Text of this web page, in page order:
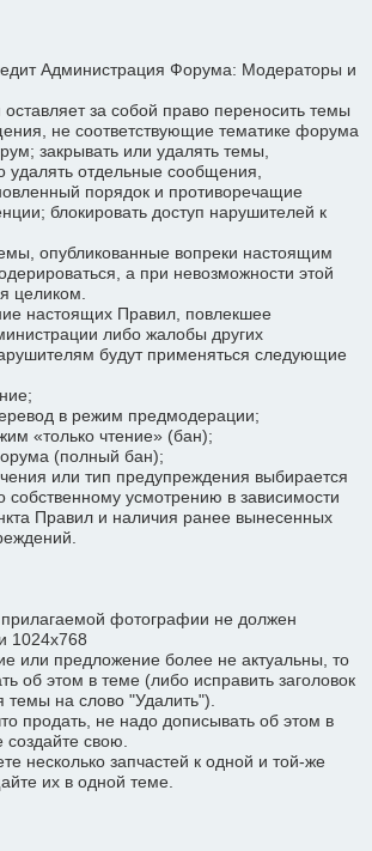
Администрация Форума: Модераторы и
за собой право переносить темы
не соответствующие тематике форума
закрывать или удалять темы,
удалять отдельные сообщения,
порядок и противоречащие
блокировать доступ нарушителей к
опубликованные вопреки настоящим
а при невозможности этой
целиком.
настоящих Правил, повлекшее
либо жалобы других
будут применяться следующие
в режим предмодерации;
«только чтение» (бан);
(полный бан);
или тип предупреждения выбирается
собственному усмотрению в зависимости
Правил и наличия ранее вынесенных
фотографии не должен
1024х768
или предложение более не актуальны, то
об этом в теме (либо исправить заголовок
темы на слово "Удалить").
продать, не надо дописывать об этом в
свою.
несколько запчастей к одной и той-же
их в одной теме.